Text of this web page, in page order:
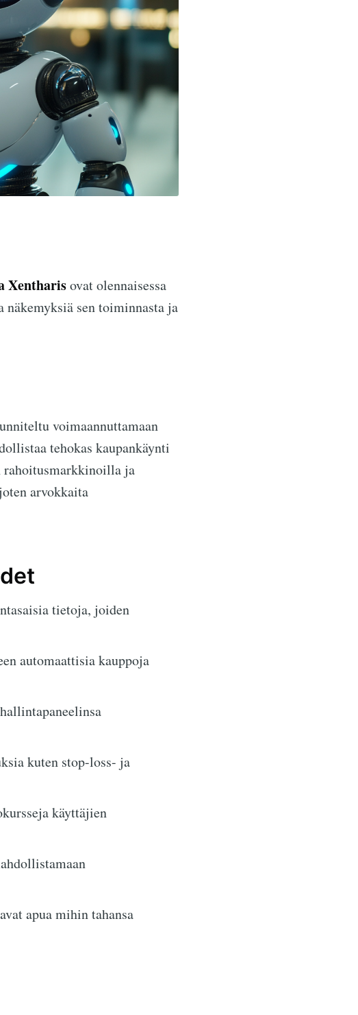
Xentharisovat olennaisessa
näkemyksiä sen toiminnasta ja
voimaannuttamaan
tehokas kaupankäynti
rahoitusmarkkinoilla ja
arvokkaita
tietoja, joiden
automaattisia kauppoja
kuten stop-loss- ja
käyttäjien
apua mihin tahansa